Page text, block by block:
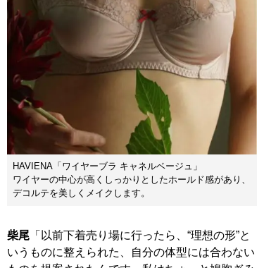
HAVIENA「ワイヤーブラ キャネルベージュ」
ワイヤーの中心が高くしっかりとしたホールド感があり、
デコルテを美しくメイクします。
柴尾 「以前下着売り場に行ったら、“理想の形”と
いうものに整えられた、自分の体型には合わない